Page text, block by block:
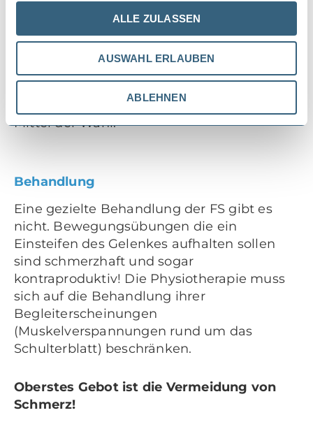
ALLE ZULASSEN
AUSWAHL ERLAUBEN
ABLEHNEN
der Schulter (Sehnenriss, Arthrose, etc.).
Deshalb ist ein normales Röntgenbild
sinnvoll. Im MRI können gelegentlich (vor
allem im späteren Stadium) indirekte
Diagnosestellung ist das MRI jedoch nicht
Mittel der Wahl.
Behandlung
Eine gezielte Behandlung der FS gibt es
nicht. Bewegungsübungen die ein
Einsteifen des Gelenkes aufhalten sollen
sind schmerzhaft und sogar
kontraproduktiv! Die Physiotherapie muss
sich auf die Behandlung ihrer
Begleiterscheinungen
(Muskelverspannungen rund um das
Schulterblatt) beschränken.
Oberstes Gebot ist die Vermeidung von
Schmerz!